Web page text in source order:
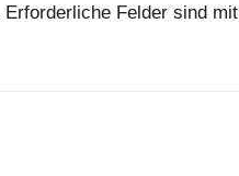
Erforderliche Felder sind mit